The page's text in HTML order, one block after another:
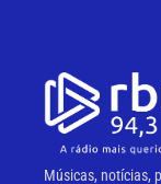
Músicas, notícias,